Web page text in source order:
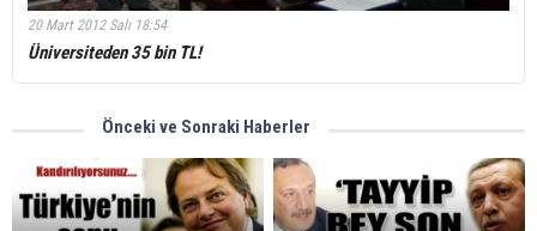
20 Mart 2012 Salı 18:54
Üniversiteden 35 bin TL!
Önceki ve Sonraki Haberler